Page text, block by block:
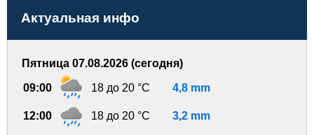
Актуальная инфо
Пятница 07.08.2026 (сегодня)
09:00 18 до 20 °C 4,8 mm
12:00 18 до 20 °C 3,2 mm